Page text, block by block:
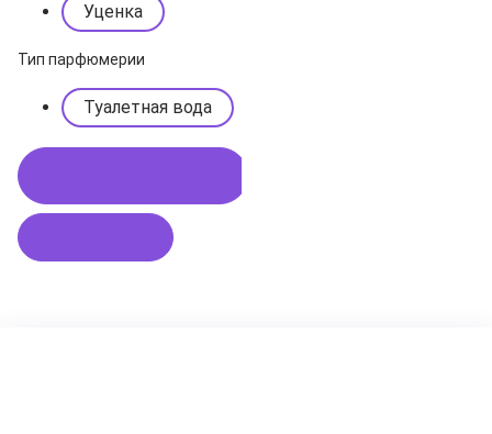
Уценка
Тип парфюмерии
Туалетная вода